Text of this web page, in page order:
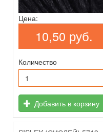
Цена:
10,50 руб.
Количество
Добавить в корзину